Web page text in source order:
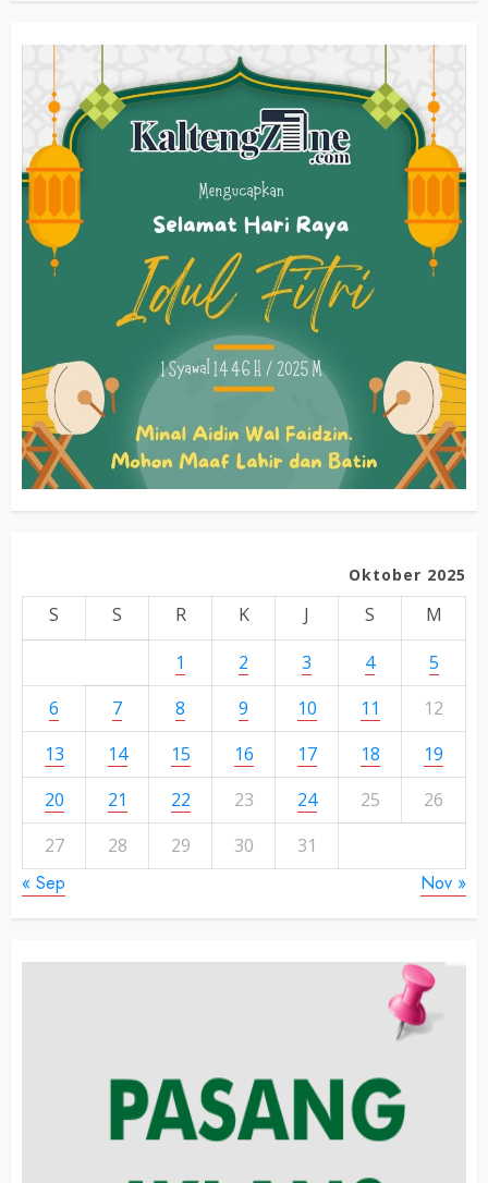
Oktober 2025
S S R K J S
M
1
2 3 4
5
6
7 8 9 10 11
12
13
14 15 16 17 18
19
20
21 22 23 24 25
26
27
28 29 30 31
« Sep Nov »